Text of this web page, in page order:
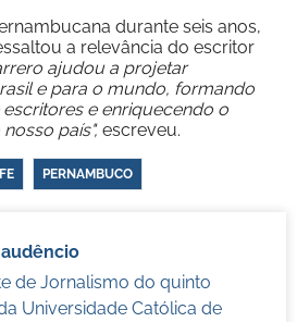
durante seis anos,
a relevância do escritor
ajudou a projetar
e para o mundo, formando
e enriquecendo o
país", escreveu.
PERNAMBUCO
de Jornalismo do quinto
Universidade Católica de